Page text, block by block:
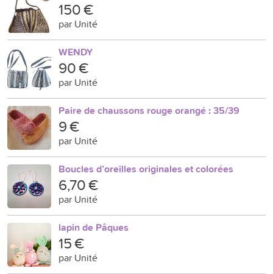
150 €
par Unité
WENDY
90 €
par Unité
Paire de chaussons rouge orangé : 35/39
9 €
par Unité
Boucles d’oreilles originales et colorées
6,70 €
par Unité
lapin de Pâques
15 €
par Unité